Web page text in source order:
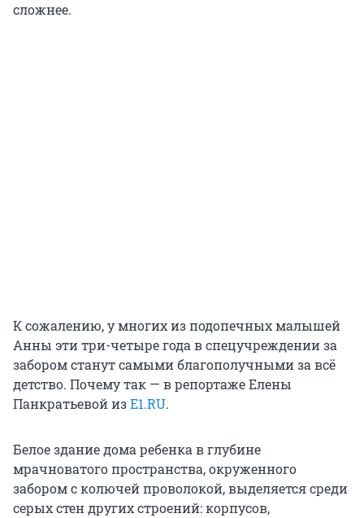
сложнее.
К сожалению, у многих из подопечных малышей
Анны эти три-четыре года в спецучреждении за
забором станут самыми благополучными за всё
детство. Почему так — в репортаже Елены
Панкратьевой изE1.RU.
Белое здание дома ребенка в глубине
мрачноватого пространства, окруженного
забором с колючей проволокой, выделяется среди
серых стен других строений: корпусов,